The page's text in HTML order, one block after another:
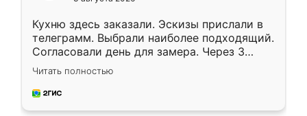
Кухню здесь заказали. Эскизы прислали в
телеграмм. Выбрали наиболее подходящий.
Согласовали день для замера. Через 3
недели кухня была уже готова. Остались
довольны работой. Спасибо Ренессанс
мебель за качественную работу!
Читать полностью